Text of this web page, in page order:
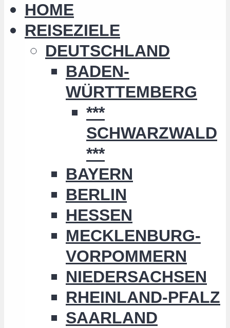
HOME
REISEZIELE
DEUTSCHLAND
BADEN-
WÜRTTEMBERG
***
SCHWARZWALD
***
BAYERN
BERLIN
HESSEN
MECKLENBURG-
VORPOMMERN
NIEDERSACHSEN
RHEINLAND-PFALZ
SAARLAND